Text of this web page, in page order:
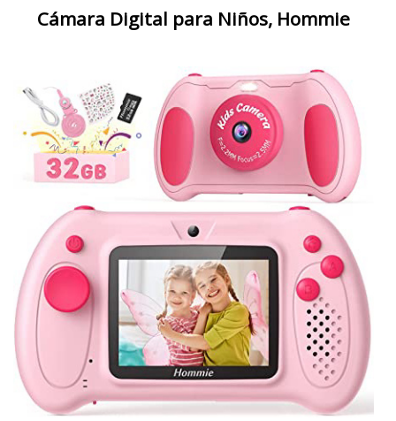
Cámara Digital para Niños, Hommie